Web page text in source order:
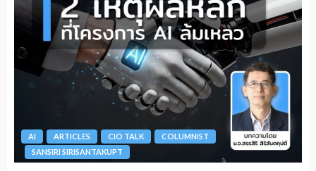
AI ARTICLES CIO TALK
COLUMNIST
SANSIRI SIRISANTAKUPT